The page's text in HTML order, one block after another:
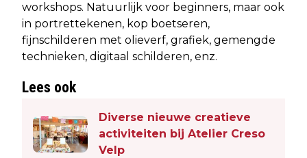
workshops. Natuurlijk voor beginners, maar ook
in portrettekenen, kop boetseren,
fijnschilderen met olieverf, grafiek, gemengde
technieken, digitaal schilderen, enz.
Lees ook
Diverse nieuwe creatieve
activiteiten bij Atelier Creso
Velp